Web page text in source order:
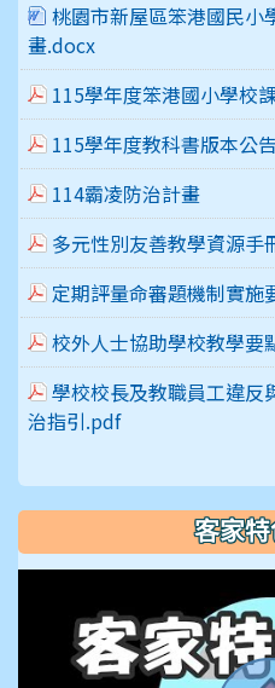
桃園市新屋區笨港國民小
畫.docx
115學年度笨港國小學校
115學年度教科書版本公
114霸凌防治計畫
多元性別友善教學資源
定期評量命審題機制實施
校外人士協助學校教學要
學校校長及教職員工違反
治指引.pdf
客家